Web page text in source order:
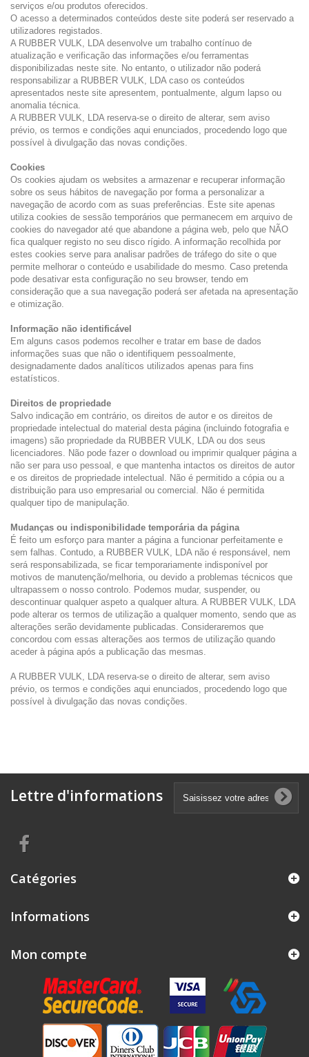
serviços e/ou produtos oferecidos.
O acesso a determinados conteúdos deste site poderá ser reservado a
utilizadores registados.
A RUBBER VULK, LDA desenvolve um trabalho contínuo de
atualização e verificação das informações e/ou ferramentas
disponibilizadas neste site. No entanto, o utilizador não poderá
responsabilizar a RUBBER VULK, LDA caso os conteúdos
apresentados neste site apresentem, pontualmente, algum lapso ou
anomalia técnica.
A RUBBER VULK, LDA reserva-se o direito de alterar, sem aviso
prévio, os termos e condições aqui enunciados, procedendo logo que
possível à divulgação das novas condições.
Cookies
Os cookies ajudam os websites a armazenar e recuperar informação
sobre os seus hábitos de navegação por forma a personalizar a
navegação de acordo com as suas preferências. Este site apenas
utiliza cookies de sessão temporários que permanecem em arquivo de
cookies do navegador até que abandone a página web, pelo que NÃO
fica qualquer registo no seu disco rígido. A informação recolhida por
estes cookies serve para analisar padrões de tráfego do site o que
permite melhorar o conteúdo e usabilidade do mesmo. Caso pretenda
pode desativar esta configuração no seu browser, tendo em
consideração que a sua navegação poderá ser afetada na apresentação
e otimização.
Informação não identificável
Em alguns casos podemos recolher e tratar em base de dados
informações suas que não o identifiquem pessoalmente,
designadamente dados analíticos utilizados apenas para fins
estatísticos.
Direitos de propriedade
Salvo indicação em contrário, os direitos de autor e os direitos de
propriedade intelectual do material desta página (incluindo fotografia e
imagens) são propriedade da RUBBER VULK, LDA ou dos seus
licenciadores. Não pode fazer o download ou imprimir qualquer página a
não ser para uso pessoal, e que mantenha intactos os direitos de autor
e os direitos de propriedade intelectual. Não é permitido a cópia ou a
distribuição para uso empresarial ou comercial. Não é permitida
qualquer tipo de manipulação.
Mudanças ou indisponibilidade temporária da página
É feito um esforço para manter a página a funcionar perfeitamente e
sem falhas. Contudo, a RUBBER VULK, LDA não é responsável, nem
será responsabilizada, se ficar temporariamente indisponível por
motivos de manutenção/melhoria, ou devido a problemas técnicos que
ultrapassem o nosso controlo. Podemos mudar, suspender, ou
descontinuar qualquer aspeto a qualquer altura. A RUBBER VULK, LDA
pode alterar os termos de utilização a qualquer momento, sendo que as
alterações serão devidamente publicadas. Consideraremos que
concordou com essas alterações aos termos de utilização quando
aceder à página após a publicação das mesmas.
A RUBBER VULK, LDA reserva-se o direito de alterar, sem aviso
prévio, os termos e condições aqui enunciados, procedendo logo que
possível à divulgação das novas condições.
Lettre d'informations
Catégories
Informations
Mon compte